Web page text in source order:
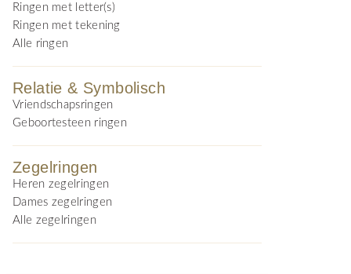
Ringen met letter(s)
Ringen met tekening
Alle ringen
Relatie & Symbolisch
Vriendschapsringen
Geboortesteen ringen
Zegelringen
Heren zegelringen
Dames zegelringen
Alle zegelringen